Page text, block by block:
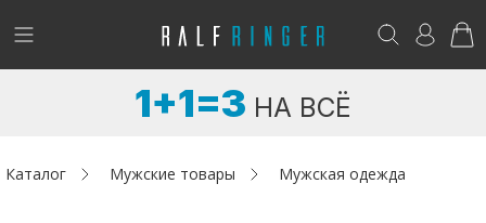
!
Женщинам
Возникли вопросы? - club@ralf.ru
1+1=3 НА ВСЁ
Каталог Мужские товары Мужская одежда